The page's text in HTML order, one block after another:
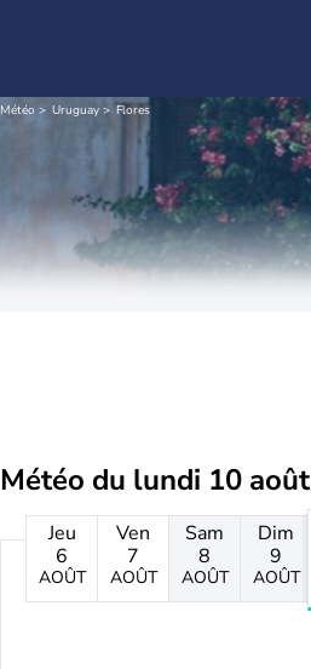
Météo Uruguay Flores
Météo du lundi 10 août
Jeu
6
AOÛT
Ven
7
AOÛT
Sam
8
AOÛT
Dim
9
AOÛT